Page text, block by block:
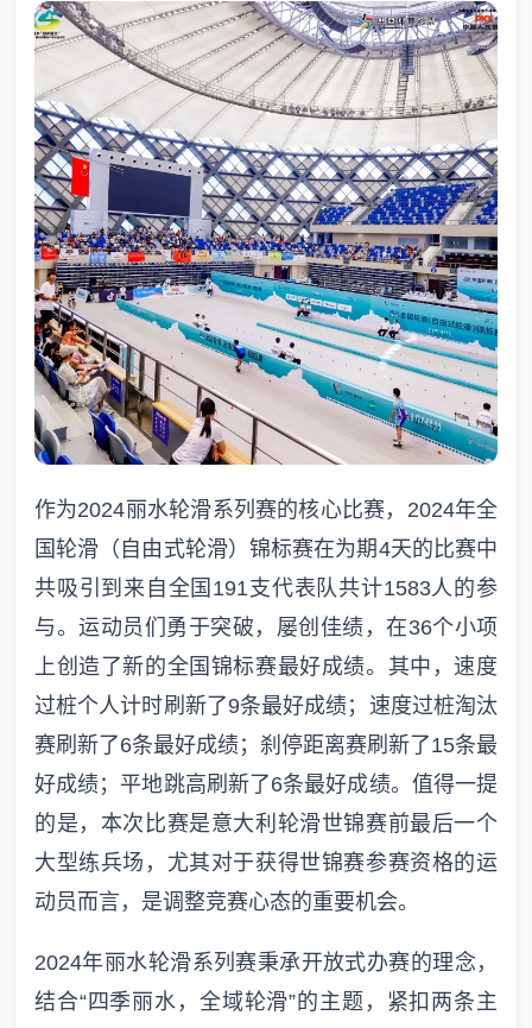
作为2024丽水轮滑系列赛的核心比赛，2024年全
国轮滑（自由式轮滑）锦标赛在为期4天的比赛中
共吸引到来自全国191支代表队共计1583人的参
与。运动员们勇于突破，屡创佳绩，在36个小项
上创造了新的全国锦标赛最好成绩。其中，速度
过桩个人计时刷新了9条最好成绩；速度过桩淘汰
赛刷新了6条最好成绩；刹停距离赛刷新了15条最
好成绩；平地跳高刷新了6条最好成绩。值得一提
的是，本次比赛是意大利轮滑世锦赛前最后一个
大型练兵场，尤其对于获得世锦赛参赛资格的运
动员而言，是调整竞赛心态的重要机会。
2024年丽水轮滑系列赛秉承开放式办赛的理念，
结合“四季丽水，全域轮滑”的主题，紧扣两条主